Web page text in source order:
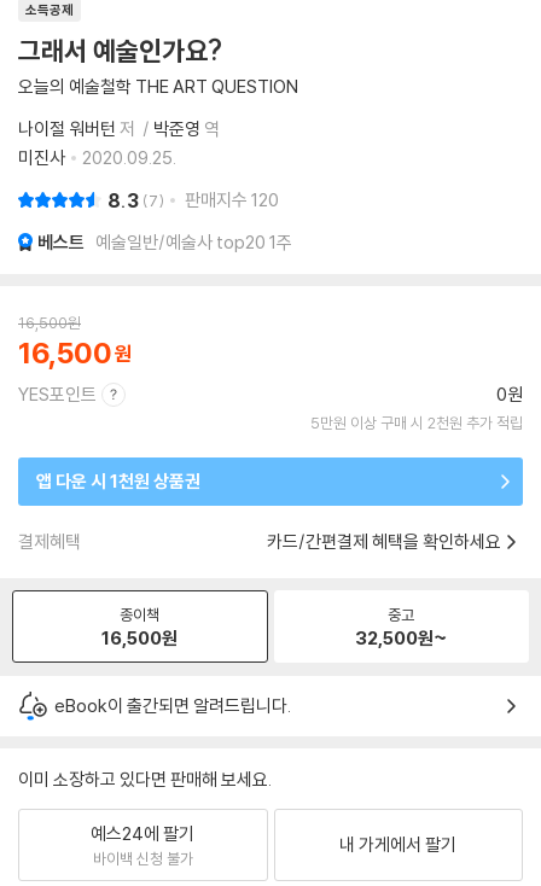
소득공제
그래서 예술인가요?
오늘의 예술철학 THE ART QUESTION
나이절 워버턴 저 박준영 역
미진사
2020.09.25.
8.3 7 판매지수 120
베스트 예술일반/예술사 top20 1주
16,500원
16,500
YES포인트 0원
5만원 이상 구매 시 2천원 추가 적립
앱 다운 시 1천원 상품권
결제혜택 카드/간편결제 혜택을 확인하세요
종이책
16,500원
중고
32,500원~
eBook이 출간되면 알려드립니다.
이미 소장하고 있다면 판매해 보세요.
예스24에 팔기
바이백 신청 불가
내 가게에서 팔기